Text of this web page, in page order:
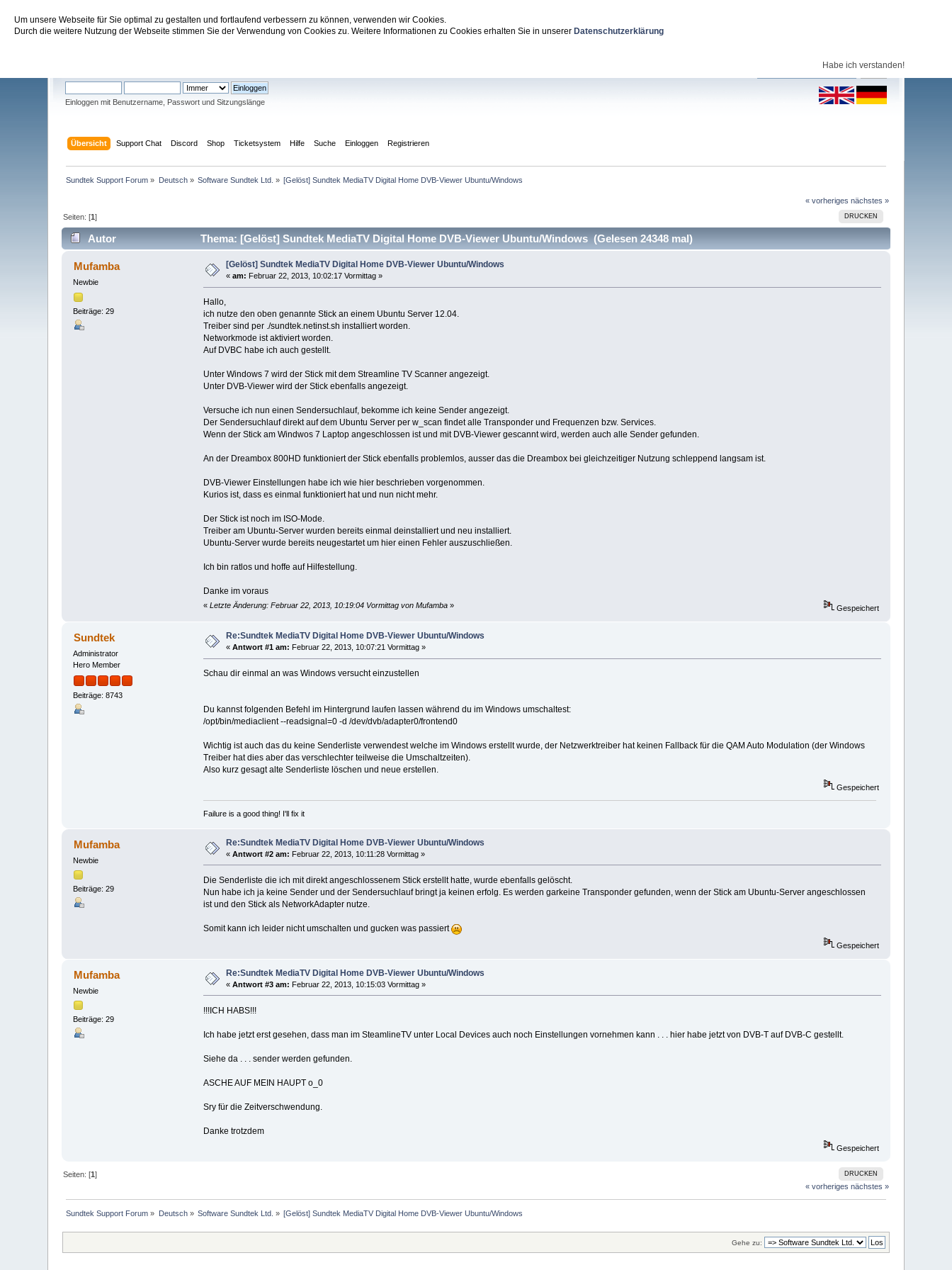
Um unsere Webseite für Sie optimal zu gestalten und fortlaufend verbessern zu können, verwenden wir Cookies.
Durch die weitere Nutzung der Webseite stimmen Sie der Verwendung von Cookies zu. Weitere Informationen zu Cookies erhalten Sie in unserer Datenschutzerklärung
Habe ich verstanden!
Sundtek Support Forum
Einloggen mit Benutzername, Passwort und Sitzungslänge
Übersicht Support Chat Discord Shop Ticketsystem Hilfe Suche Einloggen Registrieren
Sundtek Support Forum » Deutsch» Software Sundtek Ltd. » [Gelöst] Sundtek MediaTV Digital Home DVB-Viewer Ubuntu/Windows
« vorheriges nächstes »
DRUCKEN
Seiten: [1]
Autor Thema: [Gelöst] Sundtek MediaTV Digital Home DVB-Viewer Ubuntu/Windows (Gelesen 24348 mal)
Mufamba
Newbie
Beiträge: 29
[Gelöst] Sundtek MediaTV Digital Home DVB-Viewer Ubuntu/Windows
«am: Februar 22, 2013, 10:02:17 Vormittag »
Hallo,
ich nutze den oben genannte Stick an einem Ubuntu Server 12.04.
Treiber sind per ./sundtek.netinst.sh installiert worden.
Networkmode ist aktiviert worden.
Auf DVBC habe ich auch gestellt.
Unter Windows 7 wird der Stick mit dem Streamline TV Scanner angezeigt.
Unter DVB-Viewer wird der Stick ebenfalls angezeigt.
Versuche ich nun einen Sendersuchlauf, bekomme ich keine Sender angezeigt.
Der Sendersuchlauf direkt auf dem Ubuntu Server per w_scan findet alle Transponder und Frequenzen bzw. Services.
Wenn der Stick am Windwos 7 Laptop angeschlossen ist und mit DVB-Viewer gescannt wird, werden auch alle Sender gefunden.
An der Dreambox 800HD funktioniert der Stick ebenfalls problemlos, ausser das die Dreambox bei gleichzeitiger Nutzung schleppend langsam ist.
DVB-Viewer Einstellungen habe ich wie hier beschrieben vorgenommen.
Kurios ist, dass es einmal funktioniert hat und nun nicht mehr.
Der Stick ist noch im ISO-Mode.
Treiber am Ubuntu-Server wurden bereits einmal deinstalliert und neu installiert.
Ubuntu-Server wurde bereits neugestartet um hier einen Fehler auszuschließen.
Ich bin ratlos und hoffe auf Hilfestellung.
Danke im voraus
« Letzte Änderung: Februar 22, 2013, 10:19:04 Vormittag von Mufamba» Gespeichert
Sundtek
Administrator
Hero Member
Beiträge: 8743
Re:Sundtek MediaTV Digital Home DVB-Viewer Ubuntu/Windows
«Antwort #1 am: Februar 22, 2013, 10:07:21 Vormittag »
Schau dir einmal an was Windows versucht einzustellen
Du kannst folgenden Befehl im Hintergrund laufen lassen während du im Windows umschaltest:
/opt/bin/mediaclient --readsignal=0 -d /dev/dvb/adapter0/frontend0
Wichtig ist auch das du keine Senderliste verwendest welche im Windows erstellt wurde, der Netzwerktreiber hat keinen Fallback für die QAM Auto Modulation (der Windows
Treiber hat dies aber das verschlechter teilweise die Umschaltzeiten).
Also kurz gesagt alte Senderliste löschen und neue erstellen.
Gespeichert
Failure is a good thing! I'll fix it
Mufamba
Newbie
Beiträge: 29
Re:Sundtek MediaTV Digital Home DVB-Viewer Ubuntu/Windows
«Antwort #2 am: Februar 22, 2013, 10:11:28 Vormittag »
Die Senderliste die ich mit direkt angeschlossenem Stick erstellt hatte, wurde ebenfalls gelöscht.
Nun habe ich ja keine Sender und der Sendersuchlauf bringt ja keinen erfolg. Es werden garkeine Transponder gefunden, wenn der Stick am Ubuntu-Server angeschlossen
ist und den Stick als NetworkAdapter nutze.
Somit kann ich leider nicht umschalten und gucken was passiert
Gespeichert
Mufamba
Newbie
Beiträge: 29
Re:Sundtek MediaTV Digital Home DVB-Viewer Ubuntu/Windows
«Antwort #3 am: Februar 22, 2013, 10:15:03 Vormittag »
!!!ICH HABS!!!
Ich habe jetzt erst gesehen, dass man im SteamlineTV unter Local Devices auch noch Einstellungen vornehmen kann . . . hier habe jetzt von DVB-T auf DVB-C gestellt.
Siehe da . . . sender werden gefunden.
ASCHE AUF MEIN HAUPT o_0
Sry für die Zeitverschwendung.
Danke trotzdem
Gespeichert
DRUCKEN
Seiten: [1]
« vorheriges nächstes »
Sundtek Support Forum » Deutsch» Software Sundtek Ltd. » [Gelöst] Sundtek MediaTV Digital Home DVB-Viewer Ubuntu/Windows
Gehe zu: